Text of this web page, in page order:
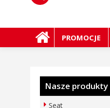
PROMOCJE
Nasze produkty
Seat